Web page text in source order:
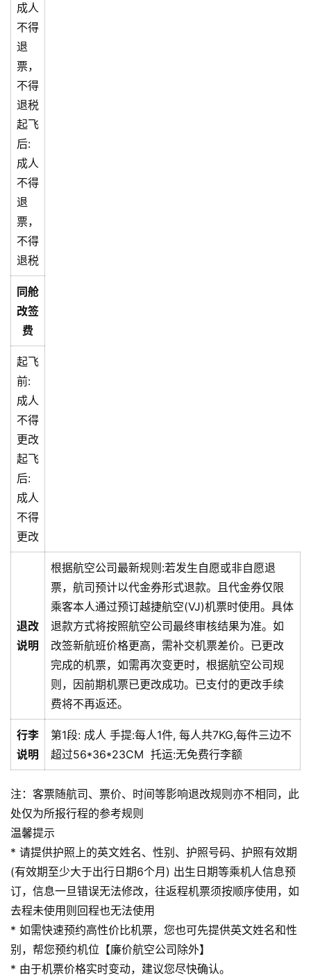
成人
不得
退
票，
不得
退税
起飞
后:
成人
不得
退
票，
不得
退税
同舱
改签
费
起飞
前:
成人
不得
更改
起飞
后:
成人
不得
更改
退改
说明
根据航空公司最新规则:若发生自愿或非自愿退
票，航司预计以代金券形式退款。且代金券仅限
乘客本人通过预订越捷航空(VJ)机票时使用。具体
退款方式将按照航空公司最终审核结果为准。 如
改签新航班价格更高，需补交机票差价。已更改
完成的机票，如需再次变更时，根据航空公司规
则，因前期机票已更改成功。已支付的更改手续
费将不再返还。
行李
说明
第1段: 成人 手提:每人1件, 每人共7KG,每件三边不
超过56*36*23CM 托运:无免费行李额
注：客票随航司、票价、时间等影响退改规则亦不相同，此
处仅为所报行程的参考规则
温馨提示
* 请提供护照上的英文姓名、性别、护照号码、护照有效期
(有效期至少大于出行日期6个月) 出生日期等乘机人信息预
订，信息一旦错误无法修改，往返程机票须按顺序使用，如
去程未使用则回程也无法使用
* 如需快速预约高性价比机票，您也可先提供英文姓名和性
别，帮您预约机位【廉价航空公司除外】
* 由于机票价格实时变动，建议您尽快确认。